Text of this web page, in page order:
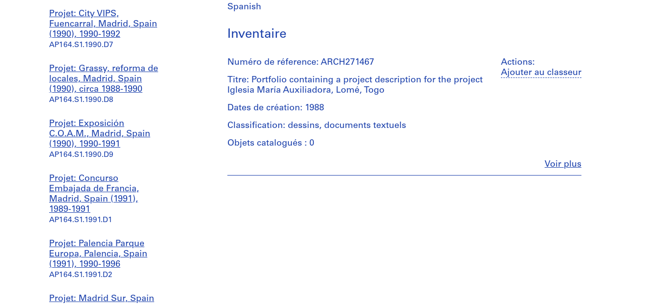
Projet: City VIPS,
Fuencarral, Madrid, Spain
(1990), 1990-1992
AP164.S1.1990.D7
Projet: Grassy, reforma de
locales, Madrid, Spain
(1990), circa 1988-1990
AP164.S1.1990.D8
Projet: Exposición
C.O.A.M., Madrid, Spain
(1990), 1990-1991
AP164.S1.1990.D9
Projet: Concurso
Embajada de Francia,
Madrid, Spain (1991),
1989-1991
AP164.S1.1991.D1
Projet: Palencia Parque
Europa, Palencia, Spain
(1991), 1990-1996
AP164.S1.1991.D2
Projet: Madrid Sur, Spain
Spanish
Inventaire
Actions:
Ajouter au classeur
Voir plusFermer
Numéro de réference: ARCH271467
Titre: Portfolio containing a project description for the project
Iglesia María Auxiliadora, Lomé, Togo
Dates de création: 1988
Classification: dessins, documents textuels
Objets catalogués : 0
et